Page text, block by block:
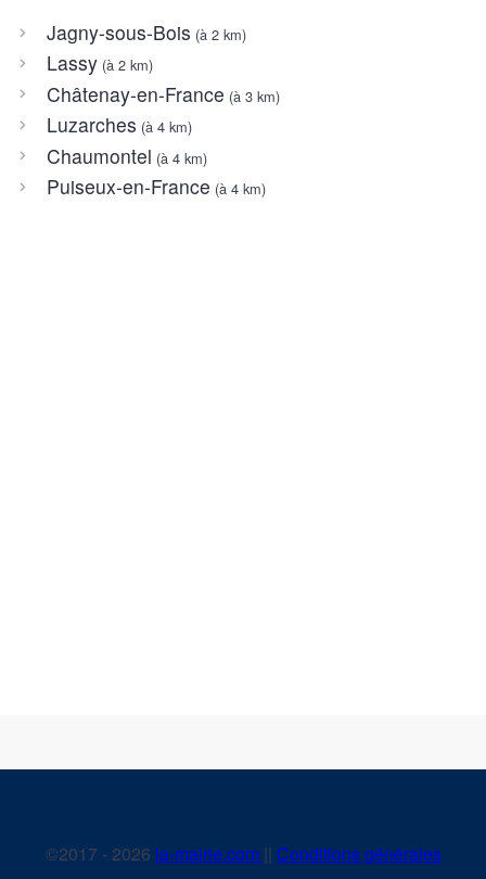
Jagny-sous-Bois (à 2 km)
Lassy(à 2 km)
Châtenay-en-France (à 3 km)
Luzarches (à 4 km)
Chaumontel (à 4 km)
Puiseux-en-France (à 4 km)
©2017 - 2026 la-mairie.com || Conditions générales